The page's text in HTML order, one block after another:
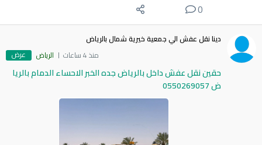
0
دينا نقل عفش الي جمعية خيرية شمال بالرياض
منذ 4 ساعات
الرياض عرض
حقين نقل عفش داخل بالرياض جده الخبر الاحساء الدمام بالريا
ض 0550269057